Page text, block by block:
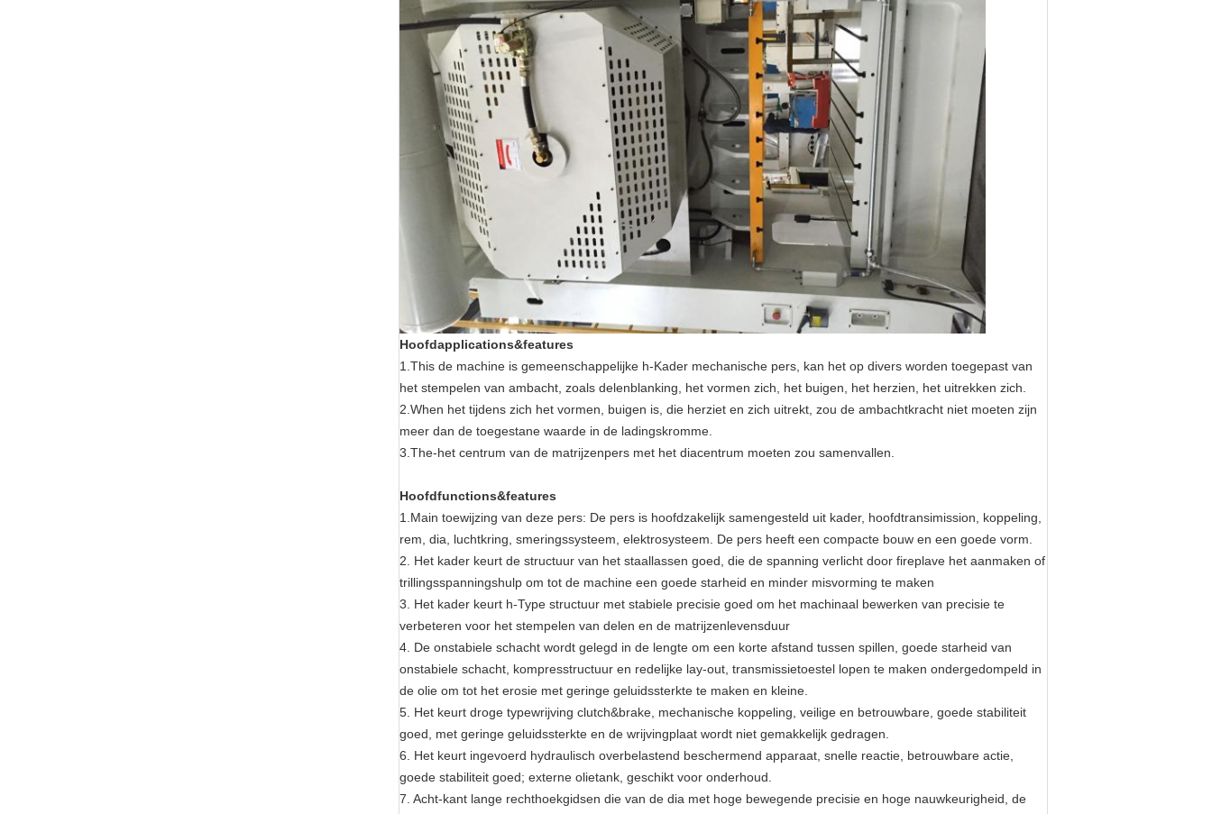
Hoofdapplications&features
1.This de machine is gemeenschappelijke h-Kader mechanische pers, kan het op divers worden toegepast van
het stempelen van ambacht, zoals delenblanking, het vormen zich, het buigen, het herzien, het uitrekken zich.
2.When het tijdens zich het vormen, buigen is, die herziet en zich uitrekt, zou de ambachtkracht niet moeten zijn
meer dan de toegestane waarde in de ladingskromme.
3.The-het centrum van de matrijzenpers met het diacentrum moeten zou samenvallen.
Hoofdfunctions&features
1.Main toewijzing van deze pers: De pers is hoofdzakelijk samengesteld uit kader, hoofdtransimission, koppeling,
rem, dia, luchtkring, smeringssysteem, elektrosysteem. De pers heeft een compacte bouw en een goede vorm.
2. Het kader keurt de structuur van het staallassen goed, die de spanning verlicht door fireplave het aanmaken of
trillingsspanningshulp om tot de machine een goede starheid en minder misvorming te maken
3. Het kader keurt h-Type structuur met stabiele precisie goed om het machinaal bewerken van precisie te
verbeteren voor het stempelen van delen en de matrijzenlevensduur
4. De onstabiele schacht wordt gelegd in de lengte om een korte afstand tussen spillen, goede starheid van
onstabiele schacht, kompresstructuur en redelijke lay-out, transmissietoestel lopen te maken ondergedompeld in
de olie om tot het erosie met geringe geluidssterkte te maken en kleine.
5. Het keurt droge typewrijving clutch&brake, mechanische koppeling, veilige en betrouwbare, goede stabiliteit
goed, met geringe geluidssterkte en de wrijvingplaat wordt niet gemakkelijk gedragen.
6. Het keurt ingevoerd hydraulisch overbelastend beschermend apparaat, snelle reactie, betrouwbare actie,
goede stabiliteit goed; externe olietank, geschikt voor onderhoud.
7. Acht-kant lange rechthoekgidsen die van de dia met hoge bewegende precisie en hoge nauwkeurigheid, de